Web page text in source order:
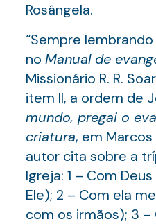
Rosângela.
“Sempre
no Manual de
Missionário R. R.
item II, a ordem de
mundo, pregai o
criatura, em Marcos
autor cita sobre a
Igreja: 1 – Com
Ele); 2 – Com ela
com os irmãos); 3